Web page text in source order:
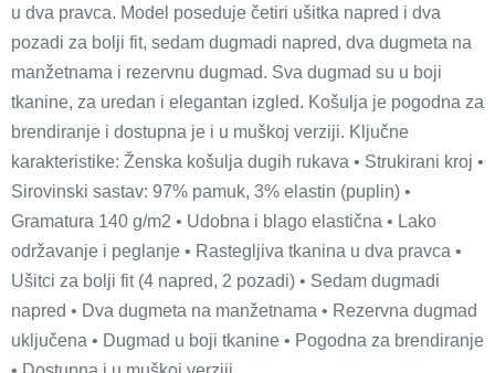
u dva pravca. Model poseduje četiri ušitka napred i dva
pozadi za bolji fit, sedam dugmadi napred, dva dugmeta na
manžetnama i rezervnu dugmad. Sva dugmad su u boji
tkanine, za uredan i elegantan izgled. Košulja je pogodna za
brendiranje i dostupna je i u muškoj verziji. Ključne
karakteristike: Ženska košulja dugih rukava • Strukirani kroj •
Sirovinski sastav: 97% pamuk, 3% elastin (puplin) •
Gramatura 140 g/m2 • Udobna i blago elastična • Lako
održavanje i peglanje • Rastegljiva tkanina u dva pravca •
Ušitci za bolji fit (4 napred, 2 pozadi) • Sedam dugmadi
napred • Dva dugmeta na manžetnama • Rezervna dugmad
uključena • Dugmad u boji tkanine • Pogodna za brendiranje